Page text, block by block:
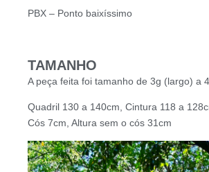
PBX – Ponto baixíssimo
TAMANHO
A peça feita foi tamanho de 3g (largo) a
Quadril 130 a 140cm, Cintura 118 a
Cós 7cm, Altura sem o cós 31cm